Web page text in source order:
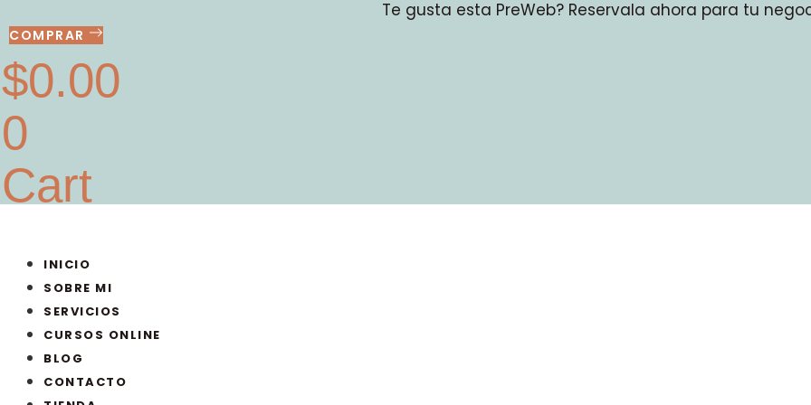
al
contenido
Te gusta esta PreWeb? Reservala ahora para tu
COMPRAR
$0.00
0
Cart
INICIO
SOBRE MI
SERVICIOS
CURSOS ONLINE
BLOG
CONTACTO